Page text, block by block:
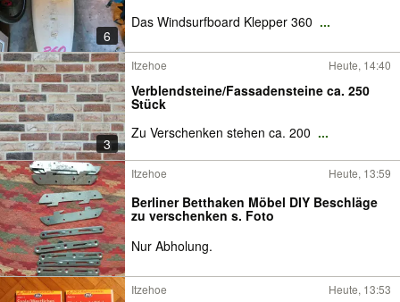
6
Das Windsurfboard Klepper 360 ...
3
Itzehoe Heute, 14:40
Verblendsteine/Fassadensteine ca. 250
Stück
Zu Verschenken stehen ca. 200 ...
Itzehoe Heute, 13:59
Berliner Betthaken Möbel DIY Beschläge
zu verschenken s. Foto
Nur Abholung.
Itzehoe Heute, 13:53